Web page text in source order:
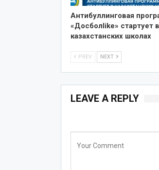
Антибуллинговая
«Досболlike» стартует в
казахстанских школах
PREV NEXT
LEAVE A REPLY